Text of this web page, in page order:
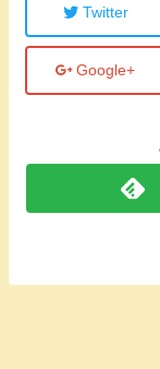
Twitter
Google+